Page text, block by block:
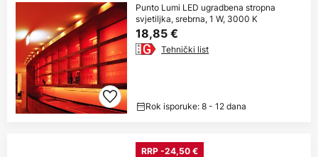
Punto Lumi LED ugradbena stropna
svjetiljka, srebrna, 1 W, 3000 K
18,85 €
Tehnički list
Rok isporuke: 8 - 12 dana
RRP -24,50 €